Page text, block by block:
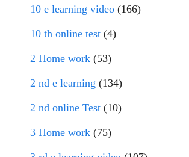
10 e learning video (166)
10 th online test (4)
2 Home work (53)
2 nd e learning (134)
2 nd online Test (10)
3 Home work (75)